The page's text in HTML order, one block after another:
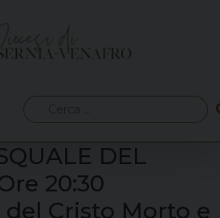
per:
DEL
20:30
del Cristo Morto e